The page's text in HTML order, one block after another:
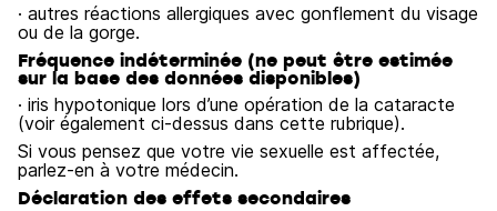
· autres réactions allergiques avec gonflement du visage
ou de la gorge.
Fréquence indéterminée (ne peut être estimée
sur la base des données disponibles)
· iris hypotonique lors d’une opération de la cataracte
(voir également ci-dessus dans cette rubrique).
Si vous pensez que votre vie sexuelle est affectée,
parlez-en à votre médecin.
Déclaration des effets secondaires